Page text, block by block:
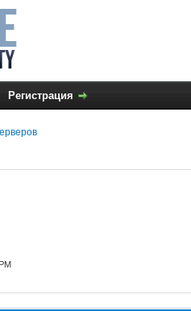
Регистрация